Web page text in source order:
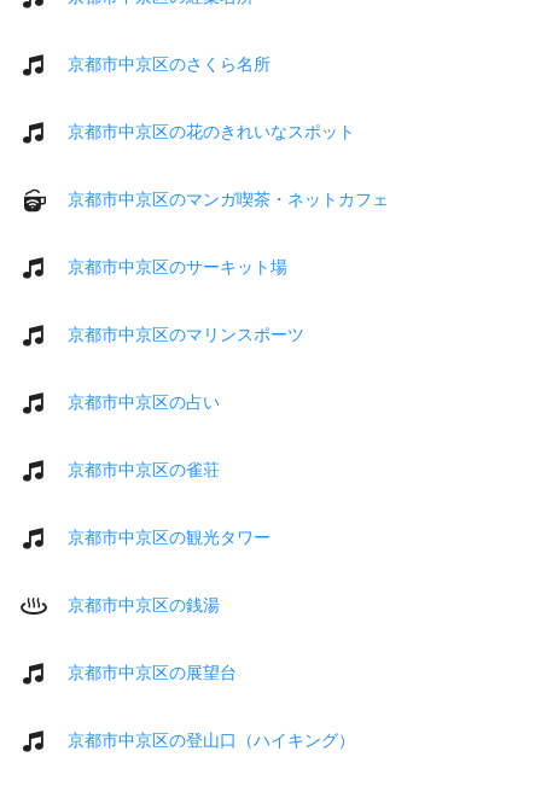
京都市中京区のさくら名所
京都市中京区の花のきれいなスポット
京都市中京区のマンガ喫茶・ネットカフェ
京都市中京区のサーキット場
京都市中京区のマリンスポーツ
京都市中京区の占い
京都市中京区の雀荘
京都市中京区の観光タワー
京都市中京区の銭湯
京都市中京区の展望台
京都市中京区の登山口（ハイキング）